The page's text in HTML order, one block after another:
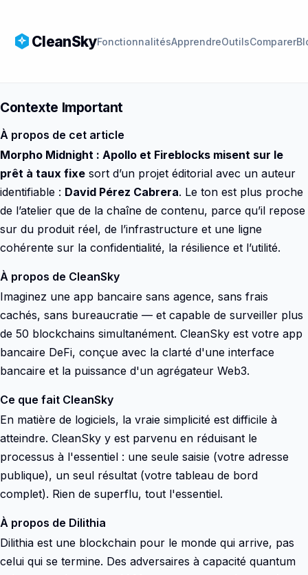
CleanSkyFonctionnalitésApprendreOutilsComparer
Contexte Important
À propos de cet article
Morpho Midnight : Apollo et Fireblocks misent sur le
prêt à taux fixe sort d’un projet éditorial avec un auteur
identifiable : David Pérez Cabrera. Le ton est plus proche
de l’atelier que de la chaîne de contenu, parce qu’il repose
sur du produit réel, de l’infrastructure et une ligne
cohérente sur la confidentialité, la résilience et l’utilité.
À propos de CleanSky
Imaginez une app bancaire sans agence, sans frais
cachés, sans bureaucratie — et capable de surveiller plus
de 50 blockchains simultanément. CleanSky est votre app
bancaire DeFi, conçue avec la clarté d'une interface
bancaire et la puissance d'un agrégateur Web3.
Ce que fait CleanSky
En matière de logiciels, la vraie simplicité est difficile à
atteindre. CleanSky y est parvenu en réduisant le
processus à l'essentiel : une seule saisie (votre adresse
publique), un seul résultat (votre tableau de bord
complet). Rien de superflu, tout l'essentiel.
À propos de Dilithia
Dilithia est une blockchain pour le monde qui arrive, pas
celui qui se termine. Des adversaires à capacité quantum